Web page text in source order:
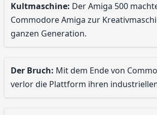
Kultmaschine: Der Amiga 500
Commodore Amiga zur
ganzen Generation.
Der Bruch: Mit dem Ende von
verlor die Plattform ihren